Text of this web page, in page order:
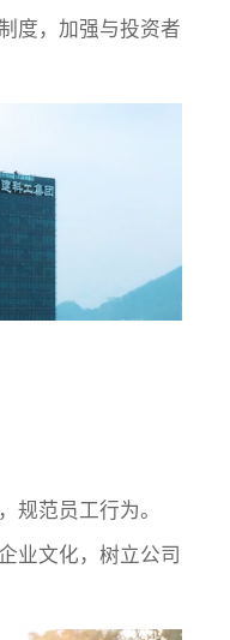
度，加强与投资者
规范员工行为。
业文化，树立公司